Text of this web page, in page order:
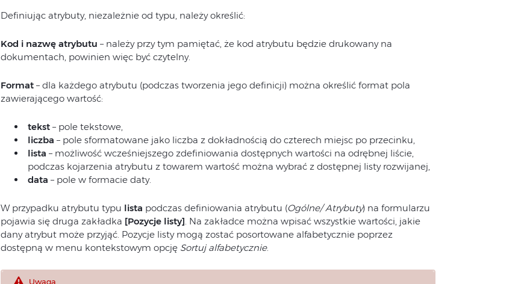
Definiując atrybuty, niezależnie od typu, należy określić:
Kod i nazwę atrybutu – należy przy tym pamiętać, że kod atrybutu będzie drukowany na
dokumentach, powinien więc być czytelny.
Format– dla każdego atrybutu (podczas tworzenia jego definicji) można określić format pola
zawierającego wartość:
tekst– pole tekstowe,
liczba – pole sformatowane jako liczba z dokładnością do czterech miejsc po przecinku,
lista – możliwość wcześniejszego zdefiniowania dostępnych wartości na odrębnej liście,
podczas kojarzenia atrybutu z towarem wartość można wybrać z dostępnej listy rozwijanej,
data – pole w formacie daty.
W przypadku atrybutu typu lista podczas definiowania atrybutu (Ogólne/ Atrybuty) na formularzu
pojawia się druga zakładka [Pozycje listy]. Na zakładce można wpisać wszystkie wartości, jakie
dany atrybut może przyjąć. Pozycje listy mogą zostać posortowane alfabetycznie poprzez
dostępną w menu kontekstowym opcję Sortuj alfabetycznie.
Uwaga